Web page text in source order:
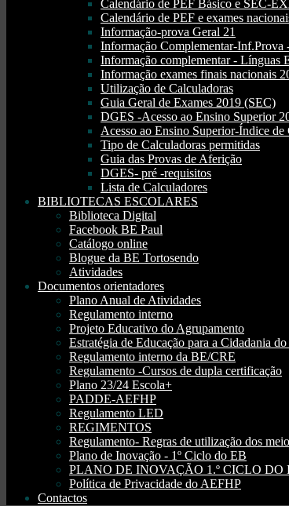
Calendário de PEF Básico e SEC-
Calendário de PEF e exames
Informação-prova Geral 21
Informação Complementar-Inf.Prova
Informação complementar - Línguas
Informação exames finais nacionais
Utilização de Calculadoras
Guia Geral de Exames 2019 (SEC)
DGES -Acesso ao Ensino Superior
Acesso ao Ensino Superior-Índice de
Tipo de Calculadoras permitidas
Guia das Provas de Aferição
DGES- pré -requisitos
Lista de Calculadores
BIBLIOTECAS ESCOLARES
Biblioteca Digital
Facebook BE Paul
Catálogo online
Blogue da BE Tortosendo
Atividades
Documentos orientadores
Plano Anual de Atividades
Regulamento interno
Projeto Educativo do Agrupamento
Estratégia de Educação para a Cidadania
Regulamento interno da BE/CRE
Regulamento -Cursos de dupla certificação
Plano 23/24 Escola+
PADDE-AEFHP
Regulamento LED
REGIMENTOS
Regulamento- Regras de utilização dos
Plano de Inovação - 1º Ciclo do EB
PLANO DE INOVAÇÃO 1.º CICLO DO
Política de Privacidade do AEFHP
Contactos